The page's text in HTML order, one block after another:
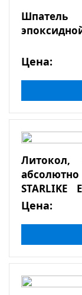
Шпатель
Цена:
Литокол,
STARLIKE
2,5кг
Цена: